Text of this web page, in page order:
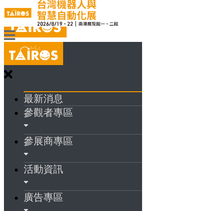
最新消息
參觀者專區
參展商專區
活動資訊
廣告專區